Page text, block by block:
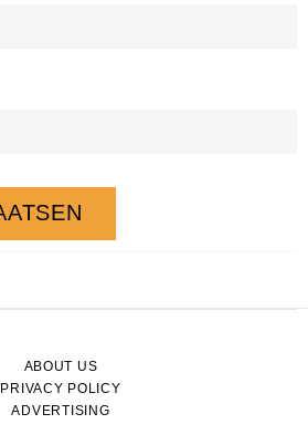
ABOUT US
PRIVACY POLICY
ADVERTISING